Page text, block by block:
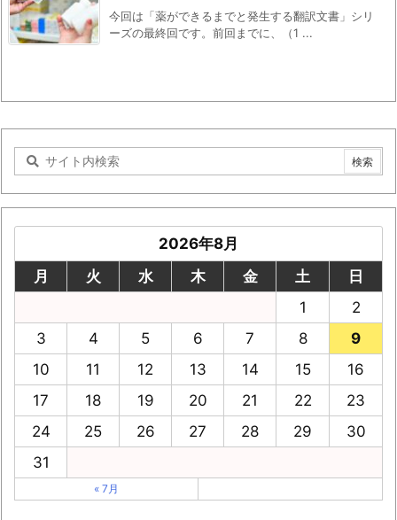
今回は「薬ができるまでと発生する翻訳文書」シリ
ーズの最終回です。前回までに、（1 ...
2026年8月
月
火 水 木 金 土
日
1
2
3
4 5 6 7 8
9
10
11 12 13 14 15
16
17
18 19 20 21 22
23
24
25 26 27 28 29
30
31
« 7月